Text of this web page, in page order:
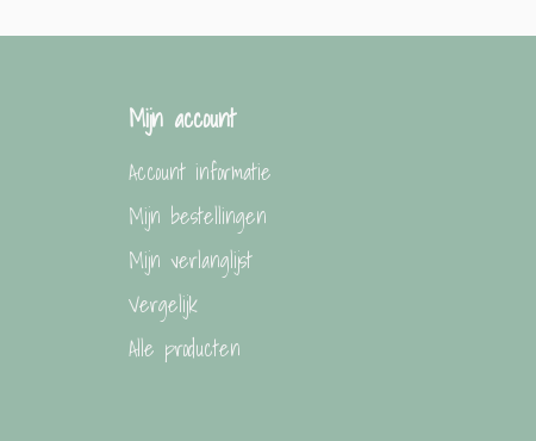
Mijn account
Account informatie
Mijn bestellingen
Mijn verlanglijst
Vergelijk
Alle producten